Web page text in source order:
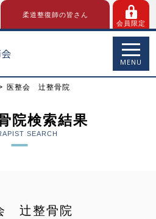
柔道整復師の皆さん
会員限定
MENU
医整会 辻整骨院
院検索結果
SEARCH
辻整骨院